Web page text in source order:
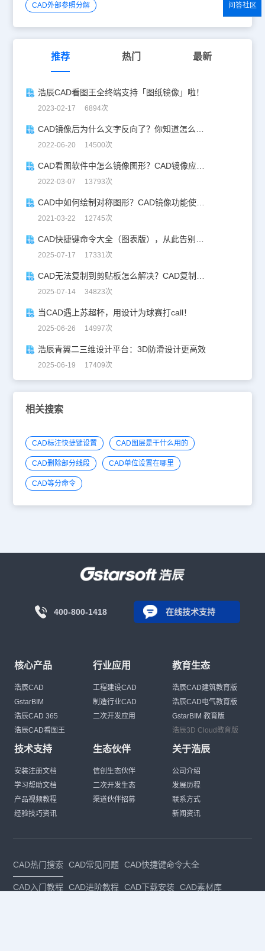
CAD外部参照分解
推荐 热门 最新
浩辰CAD看图王全终端支持「图纸镜像」啦！
2023-02-17 6894次
2022-06-20 14500次
CAD看图软件中怎么镜像图形？CAD镜像应用实例
2022-03-07 13793次
CAD中如何绘制对称图形？CAD镜像功能使用技巧
2021-03-22 12745次
2025-07-17 17331次
2025-07-14 34823次
当CAD遇上苏超杯，用设计为球赛打call！
2025-06-26 14997次
浩辰青翼二三维设计平台：3D防滑设计更高效
2025-06-19 17409次
相关搜索
CAD标注快捷键设置 CAD图层是干什么用的
CAD删除部分线段 CAD单位设置在哪里
CAD等分命令
400-800-1418 在线技术支持
核心产品
浩辰CAD
GstarBIM
浩辰CAD 365
浩辰CAD看图王
行业应用
工程建设CAD
制造行业CAD
二次开发应用
教育生态
浩辰CAD建筑教育版
浩辰CAD电气教育版
GstarBIM 教育版
浩辰3D Cloud教育版
技术支持
安装注册文档
学习帮助文档
产品视频教程
经验技巧资讯
生态伙伴
信创生态伙伴
二次开发生态
渠道伙伴招募
关于浩辰
公司介绍
发展历程
联系方式
新闻资讯
CAD热门搜索 CAD常见问题 CAD快捷键命令大全
CAD入门教程 CAD进阶教程 CAD下载安装 CAD素材库
问答社区